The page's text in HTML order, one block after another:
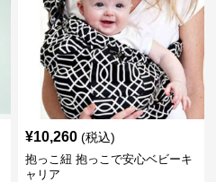
¥10,260 (税込)
抱っこ紐 抱っこで安心ベビーキ
ャリア